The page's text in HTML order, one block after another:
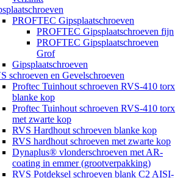
PROFTEC Gipsplaatschroeven
PROFTEC Gipsplaatschroeven fijn
PROFTEC Gipsplaatschroeven
Grof
Gipsplaatschroeven
schroeven en Gevelschroeven
Proftec Tuinhout schroeven RVS-410 torx
blanke kop
Proftec Tuinhout schroeven RVS-410 torx
met zwarte kop
RVS Hardhout schroeven blanke kop
RVS hardhout schroeven met zwarte kop
Dynaplus® vlonderschroeven met AR-
coating in emmer (grootverpakking)
RVS Potdeksel schroeven blank C2 AISI-